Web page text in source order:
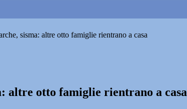
sisma: altre otto famiglie rientrano a casa
altre otto famiglie rientrano a casa